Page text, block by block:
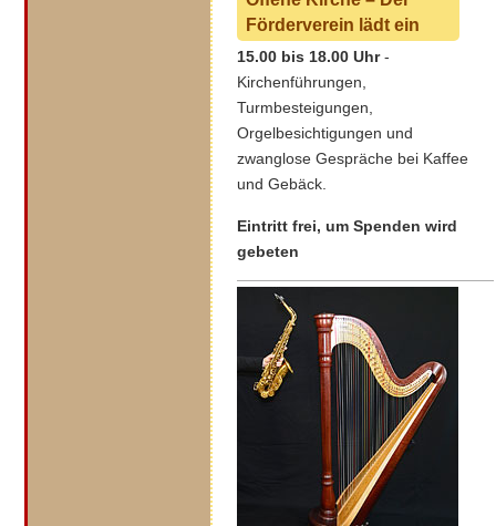
Förderverein lädt ein
15.00 bis 18.00 Uhr-
Kirchenführungen,
Turmbesteigungen,
Orgelbesichtigungen und
zwanglose Gespräche bei Kaffee
und Gebäck.
Eintritt frei, um Spenden wird
gebeten